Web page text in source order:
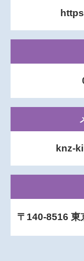
knz-
〒140-8516 東